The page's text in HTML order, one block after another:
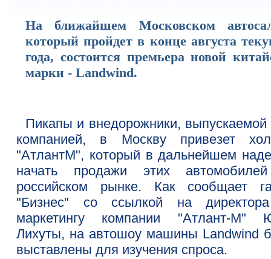
На ближайшем Московском
который пройдет в конце августа
года, состоится премьера новой
марки - Landwind.
Пикапы и внедорожники, выпускаемой
компанией, в Москву привезет
"АтлантМ", который в дальнейшем
начать продажи этих
российском рынке. Как сообщает
"Бизнес" со ссылкой на
маркетингу компании "Атлант-М"
Лихуты, на автошоу машины Landwind
выставлены для изучения спроса.